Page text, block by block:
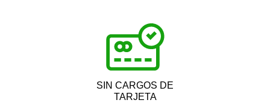
SIN CARGOS DE
TARJETA